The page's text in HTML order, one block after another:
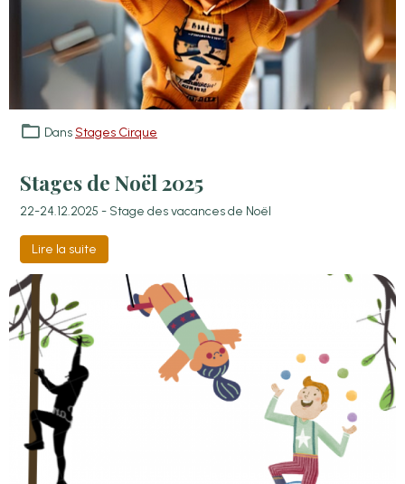
Dans Stages Cirque
Stages de Noël 2025
22-24.12.2025 - Stage des vacances de Noël
Lire la suite